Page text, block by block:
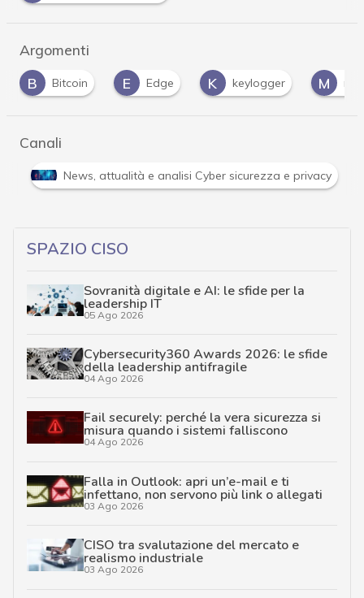
Argomenti
E
Edge K keylogger M malspam M
Canali
Attacchi hacker e Malware: le ultime news in tempo
SPAZIO CISO
Sovranità digitale e AI: le sfide per la
leadership IT
05 Ago 2026
Cybersecurity360 Awards 2026: le sfide
della leadership antifragile
04 Ago 2026
Fail securely: perché la vera sicurezza si
misura quando i sistemi falliscono
04 Ago 2026
Falla in Outlook: apri un’e-mail e ti
infettano, non servono più link o allegati
03 Ago 2026
CISO tra svalutazione del mercato e
realismo industriale
03 Ago 2026